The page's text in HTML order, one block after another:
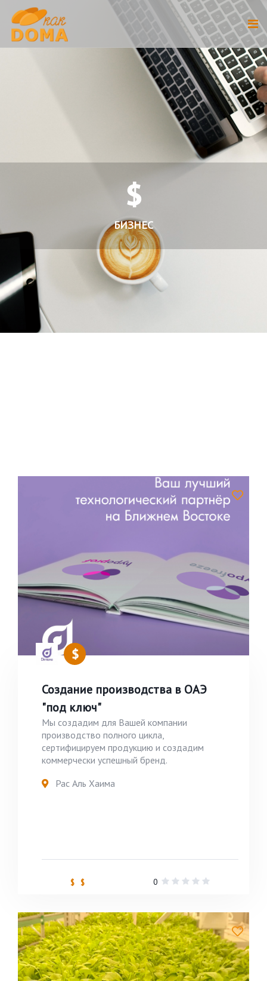
БИЗНЕС
Создание производства в ОАЭ
"под ключ"
Мы создадим для Вашей компании
производство полного цикла,
сертифицируем продукцию и создадим
коммерчески успешный бренд.
Рас Аль Хаима
$ $ 0